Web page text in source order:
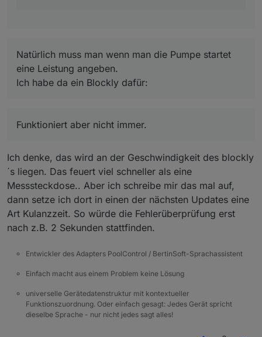
poolcontrol.0
Natürlich muss man wenn man die Pumpe startet
eine Leistung angeben.
Ich habe da ein Blockly dafür:
Funktioniert aber nicht immer.
Ich denke, das wird an der Geschwindigkeit des blockly
´s liegen. Das feuert viel schneller als eine
Messsteckdose.. Aber ich schreibe mir das mal auf,
dann setze ich dort in einen der nächsten Updates eine
Art Kulanzzeit. So würde die Fehlerüberprüfung erst
nach z.B. 2 Sekunden stattfinden.
Entwickler des Adapters PoolControl / BertinSoft-Sprachassistent
Einfach macht aus einem Problem keine Lösung
universelle Gerätedatenstruktur mit kontextueller
Funktionszuordnung. Oder einfach gesagt: Jedes Gerät spricht
dieselbe Sprache - nur nicht jedes sagt alles!